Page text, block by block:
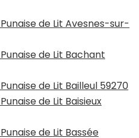
de Lit Avesnes-sur-
de Lit Bachant
de Lit Bailleul 59270
de Lit Baisieux
de Lit Bassée